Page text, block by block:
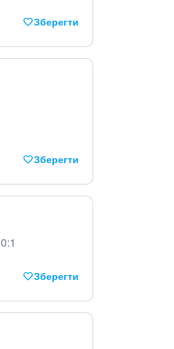
Зберегти
Зберегти
Зберегти